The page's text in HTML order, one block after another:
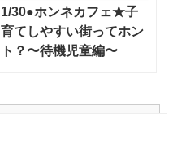
1/30●ホンネカフェ★子
育てしやすい街ってホン
ト？〜待機児童編〜